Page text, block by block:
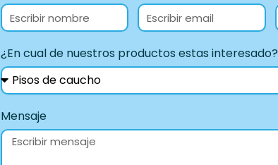
¿En cual de nuestros productos estas interesado?
Mensaje